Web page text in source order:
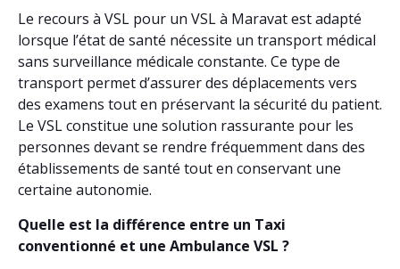
Le recours à VSL pour un VSL à Maravat est adapté
lorsque l’état de santé nécessite un transport médical
sans surveillance médicale constante. Ce type de
transport permet d’assurer des déplacements vers
des examens tout en préservant la sécurité du patient.
Le VSL constitue une solution rassurante pour les
personnes devant se rendre fréquemment dans des
établissements de santé tout en conservant une
certaine autonomie.
Quelle est la différence entre un Taxi
conventionné et une Ambulance VSL ?